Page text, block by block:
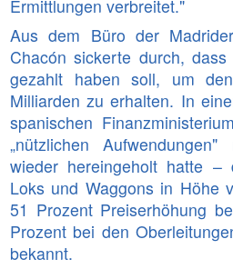
Ermittlungen verbreitet."
Aus dem Büro der
Chacón sickerte durch,
gezahlt haben soll, um
Milliarden zu erhalten. In
spanischen
„nützlichen
wieder hereingeholt hatte –
Loks und Waggons in Höhe
51 Prozent Preiserhöhung
Prozent bei den
bekannt.